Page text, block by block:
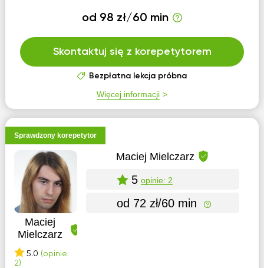
od 98 zł/60 min
Skontaktuj się z korepetytorem
Bezpłatna lekcja próbna
Więcej informacji
Sprawdzony korepetytor
Maciej
Mielczarz
5.0 (opinie:
2)
Maciej Mielczarz
5 opinie: 2
od 72 zł/60 min